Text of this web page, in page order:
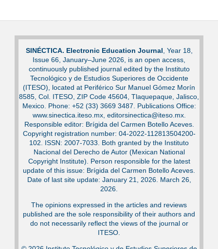
SINÉCTICA. Electronic Education Journal , Year 18,
Issue 66, January–June 2026, is an open access,
continuously published journal edited by the Instituto
Tecnológico y de Estudios Superiores de Occidente
(ITESO), located at Periférico Sur Manuel Gómez Morín
8585, Col. ITESO, ZIP Code 45604, Tlaquepaque, Jalisco,
Mexico. Phone: +52 (33) 3669 3487. Publications Office:
www.sinectica.iteso.mx, editorsinectica@iteso.mx.
Responsible editor: Brígida del Carmen Botello Aceves.
Copyright registration number: 04-2022-112813504200-
102. ISSN: 2007-7033. Both granted by the Instituto
Nacional del Derecho de Autor (Mexican National
Copyright Institute). Person responsible for the latest
update of this issue: Brígida del Carmen Botello Aceves.
Date of last site update: January 21, 2026. March 26,
2026.
The opinions expressed in the articles and reviews
published are the sole responsibility of their authors and
do not necessarily reflect the views of the journal or
ITESO.